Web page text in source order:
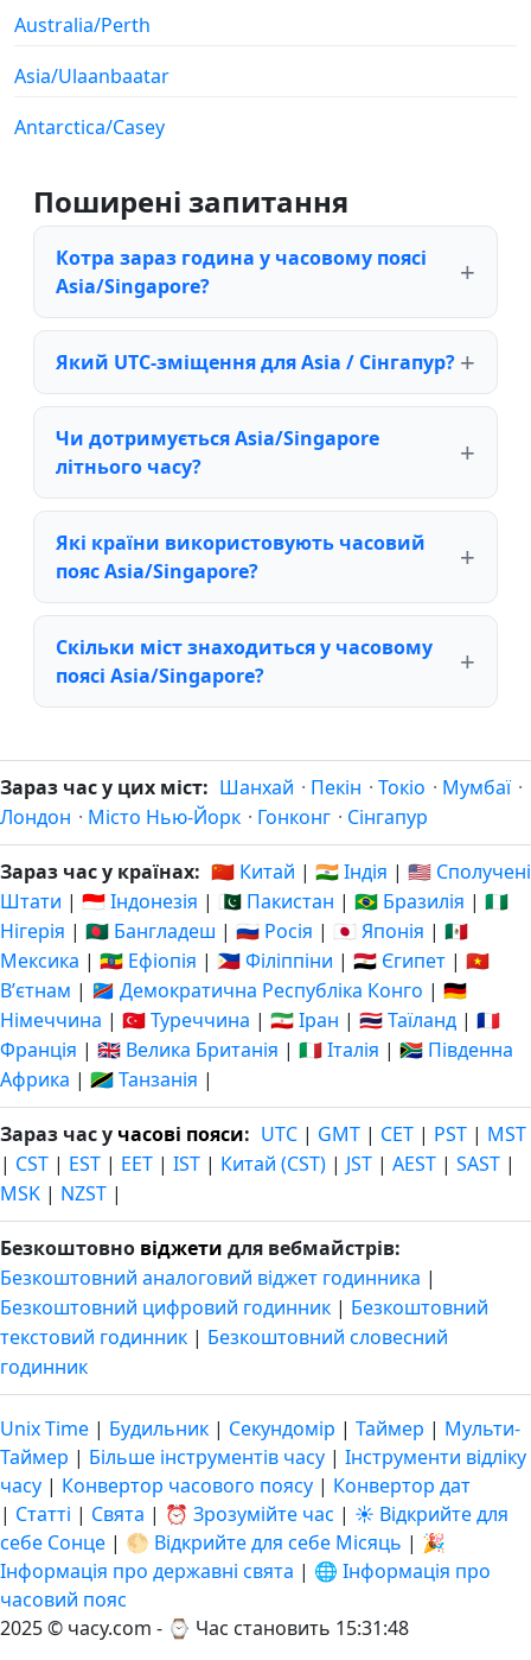
Australia/Perth
Asia/Ulaanbaatar
Antarctica/Casey
Поширені запитання
Котра зараз година у часовому поясі
Asia/Singapore?
Який UTC-зміщення для Asia / Сінгапур?
Чи дотримується Asia/Singapore
літнього часу?
Які країни використовують часовий
пояс Asia/Singapore?
Скільки міст знаходиться у часовому
поясі Asia/Singapore?
Зараз час у цих міст: Шанхай · Пекін · Токіо · Мумбаї ·
Лондон · Місто Нью-Йорк · Гонконг · Сінгапур
Зараз час у країнах: 🇨🇳 Китай | 🇮🇳 Індія | 🇺🇸 Сполучені
Штати | 🇮🇩 Індонезія | 🇵🇰 Пакистан | 🇧🇷 Бразилія | 🇳🇬
Нігерія | 🇧🇩 Бангладеш | 🇷🇺 Росія | 🇯🇵 Японія | 🇲🇽
Мексика | 🇪🇹 Ефіопія | 🇵🇭 Філіппіни | 🇪🇬 Єгипет | 🇻🇳
Вʼєтнам | 🇨🇩 Демократична Республіка Конго | 🇩🇪
Німеччина | 🇹🇷 Туреччина | 🇮🇷 Іран | 🇹🇭 Таїланд | 🇫🇷
Франція | 🇬🇧 Велика Британія | 🇮🇹 Італія | 🇿🇦 Південна
Африка | 🇹🇿 Танзанія |
Зараз час у часові пояси: UTC | GMT | CET | PST | MST
| CST | EST | EET | IST | Китай (CST) | JST | AEST | SAST |
MSK | NZST |
Безкоштовно віджети для вебмайстрів:
Безкоштовний аналоговий віджет годинника |
Безкоштовний цифровий годинник | Безкоштовний
текстовий годинник | Безкоштовний словесний
годинник
Unix Time | Будильник | Секундомір | Таймер | Мульти-
Таймер | Більше інструментів часу | Інструменти відліку
часу | Конвертор часового поясу | Конвертор дат
| Статті | Свята | ⏰ Зрозумійте час | ☀️ Відкрийте для
себе Сонце | 🌕 Відкрийте для себе Місяць | 🎉
Інформація про державні свята | 🌐 Інформація про
часовий пояс
2025 © часу.com - ⌚ Час становить 15:31:48